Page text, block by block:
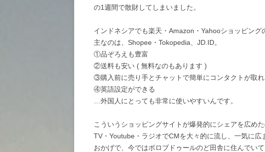
の1週間で散財してしまいました。
インドネシアでも楽天・Amazon・Yahooショッピング
主なのは、Shopee・Tokopedia、JD.ID。
①品ぞろえも豊富
②送料も安い ( 無料なのもあります )
③購入前に売り手とチャットで簡単にコンタクトが取れ
④英語設定ができる
…外国人にとっても非常に使いやすいんです。
こういうショッピングサイトが爆発的にシェアを広めた
TV・Youtube・ラジオでCMを大々的に流し、一気に広
おかげで、今ではボロブドゥールのど田舎に住んでい